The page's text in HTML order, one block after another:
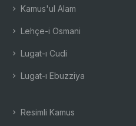
Kamus'ul Alam
Lehçe-i Osmani
Lugat-ı Cudi
Lugat-ı Ebuzziya
Resimli Kamus